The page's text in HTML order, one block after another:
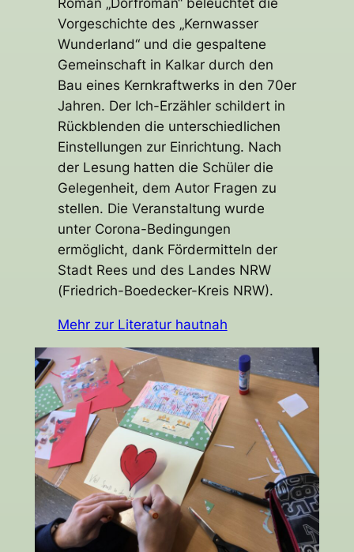
Vorgeschichte des „Kernwasser
Wunderland“ und die gespaltene
Gemeinschaft in Kalkar durch den
Bau eines Kernkraftwerks in den 70er
Jahren. Der Ich-Erzähler schildert in
Rückblenden die unterschiedlichen
Einstellungen zur Einrichtung. Nach
der Lesung hatten die Schüler die
Gelegenheit, dem Autor Fragen zu
stellen. Die Veranstaltung wurde
unter Corona-Bedingungen
ermöglicht, dank Fördermitteln der
Stadt Rees und des Landes NRW
(Friedrich-Boedecker-Kreis NRW).
Mehr zur Literatur hautnah